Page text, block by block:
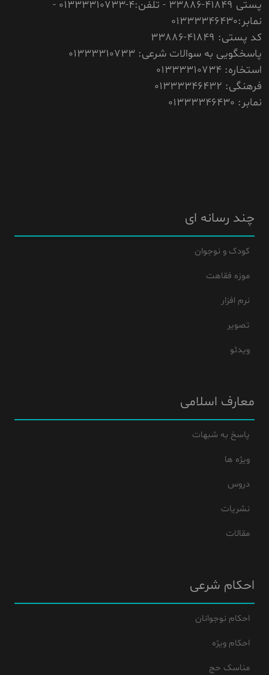
پستی 41849-33886 - تلفن:4-01333310733 -
نمابر:01333346430
کد پستی: 41849-33886
پاسخگویی به سوالات شرعی: 01333310733
استخاره: 01333310734
فرهنگی: 01333346432
نمابر: 01333346430
چند رسانه ای
کودک و نوجوان
موزه فقاهت
نرم افزار
تصویر
ویدئو
معارف اسلامی
پاسخ به شبهات
ویژه ها
دروس
نشریات
مقالات
احکام شرعی
احکام نوجوانان
احکام ویژه
مناسک حج